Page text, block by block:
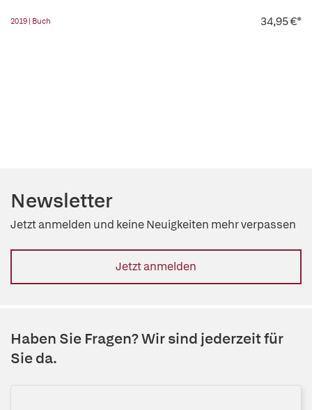
2019 | Buch 34,95 €*
Newsletter
Jetzt anmelden und keine Neuigkeiten mehr verpassen
Jetzt anmelden
Haben Sie Fragen? Wir sind jederzeit für
Sie da.